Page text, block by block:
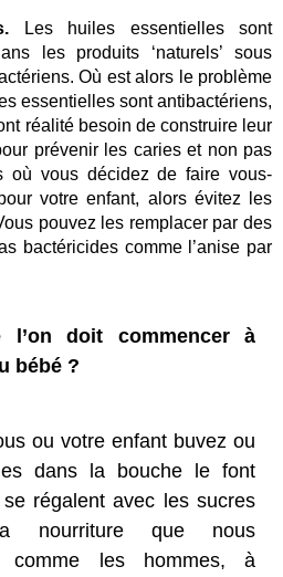
Les huiles essentielles sont
les produits ‘naturels’ sous
Où est alors le problème
essentielles sont antibactériens,
réalité besoin de construire leur
prévenir les caries et non pas
où vous décidez de faire vous-
votre enfant, alors évitez les
pouvez les remplacer par des
bactéricides comme l’anise par
l’on doit commencer à
bébé ?
ou votre enfant buvez ou
dans la bouche le font
régalent avec les sucres
nourriture que nous
comme les hommes, à